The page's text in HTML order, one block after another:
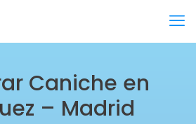
Caniche en
– Madrid